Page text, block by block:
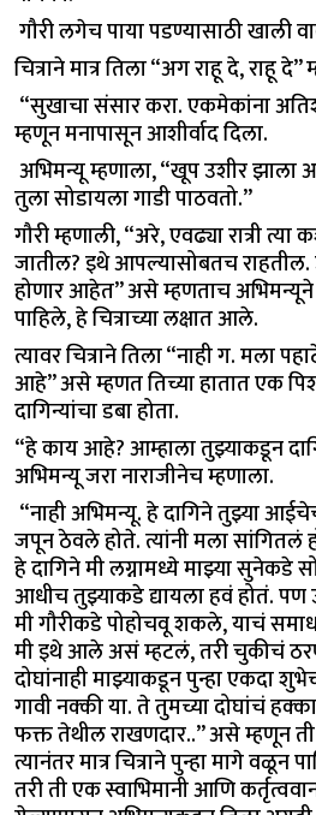
गौरी लगेच पाया पडण्यासाठी खाली
चित्राने मात्र तिला “अग राहू दे, राहू
“सुखाचा संसार करा. एकमेकांना
म्हणून मनापासून आशीर्वाद दिला.
अभिमन्यू म्हणाला, “खूप उशीर
तुला सोडायला गाडी पाठवतो.”
गौरी म्हणाली, “अरे, एवढ्या रात्री
जातील? इथे आपल्यासोबतच राहतील.
होणार आहेत” असे म्हणताच अभिमन्यूने
पाहिले, हे चित्राच्या लक्षात आले.
त्यावर चित्राने तिला “नाही ग. मला
आहे” असे म्हणत तिच्या हातात एक
दागिन्यांचा डबा होता.
“हे काय आहे? आम्हाला तुझ्याकडून
अभिमन्यू जरा नाराजीनेच म्हणाला.
“नाही अभिमन्यू. हे दागिने तुझ्या
जपून ठेवले होते. त्यांनी मला सांगितलं
हे दागिने मी लग्नामध्ये माझ्या सुनेकडे
आधीच तुझ्याकडे द्यायला हवं होतं. पण
मी गौरीकडे पोहोचवू शकले, याचं
मी इथे आले असं म्हटलं, तरी चुकीचं
दोघांनाही माझ्याकडून पुन्हा एकदा
गावी नक्की या. ते तुमच्या दोघांचं
फक्त तेथील राखणदार..” असे म्हणून
त्यानंतर मात्र चित्राने पुन्हा मागे वळून
तरी ती एक स्वाभिमानी आणि